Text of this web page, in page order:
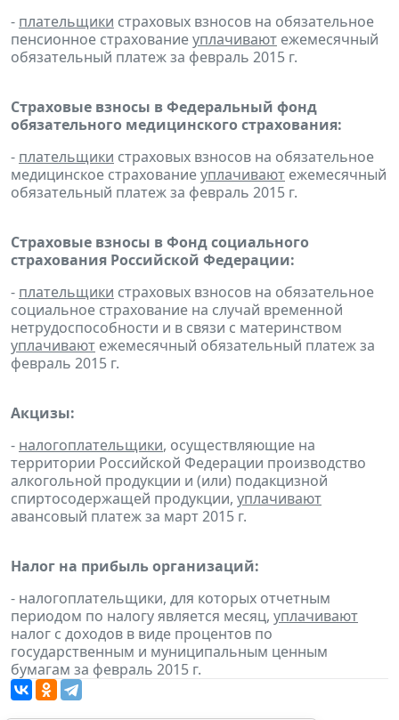
- плательщики страховых взносов на обязательное
пенсионное страхованиеуплачивают ежемесячный
обязательный платеж за февраль 2015 г.
Страховые взносы в Федеральный фонд
обязательного медицинского страхования:
- плательщики страховых взносов на обязательное
медицинское страхованиеуплачивают ежемесячный
обязательный платеж за февраль 2015 г.
Страховые взносы в Фонд социального
страхования Российской Федерации:
- плательщики страховых взносов на обязательное
социальное страхование на случай временной
нетрудоспособности и в связи с материнством
уплачивают ежемесячный обязательный платеж за
февраль 2015 г.
Акцизы:
- налогоплательщики, осуществляющие на
территории Российской Федерации производство
алкогольной продукции и (или) подакцизной
спиртосодержащей продукции, уплачивают
авансовый платеж за март 2015 г.
Налог на прибыль организаций:
- налогоплательщики, для которых отчетным
периодом по налогу является месяц, уплачивают
налог с доходов в виде процентов по
государственным и муниципальным ценным
бумагам за февраль 2015 г.